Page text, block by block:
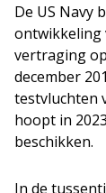
De US Navy
ontwikkeling
vertraging
december
testvluchten
hoopt in
beschikken.
In de